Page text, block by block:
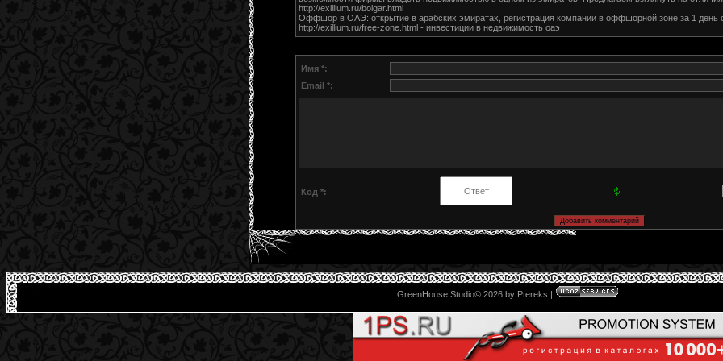
http://exillium.ru/bolgar.html
Оффшор в ОАЭ: открытие в арабских эмиратах, регистрация компании в оффшорной зоне за 1 день
http://exillium.ru/free-zone.html - инвестиции в недвижимость оаэ
Имя *:
Email *:
Код *:
GreenHouse Studio© 2026 by Ptereks |